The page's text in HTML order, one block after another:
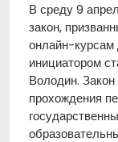
В среду 9
закон,
онлайн-
инициатором
Володин. Закон
прохождения